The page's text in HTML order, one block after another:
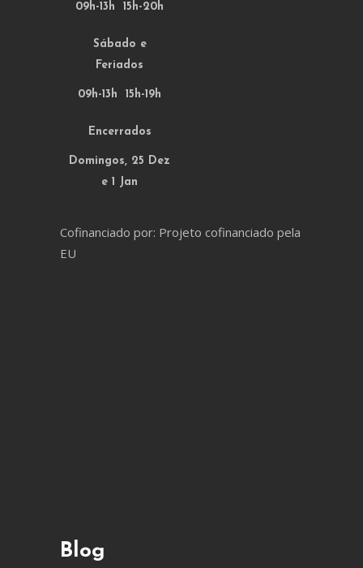
09h-13h 15h-20h
Sábado e
Feriados
09h-13h 15h-19h
Encerrados
Domingos, 25 Dez
e 1 Jan
Cofinanciado por: Projeto cofinanciado pela
EU
Blog